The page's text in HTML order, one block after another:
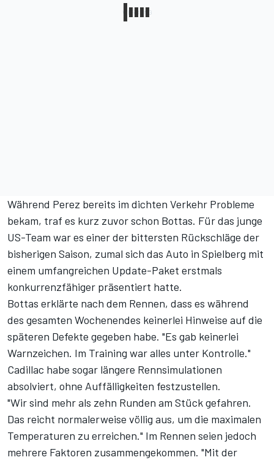
Während Perez bereits im dichten Verkehr Probleme
bekam, traf es kurz zuvor schon Bottas. Für das junge
US-Team war es einer der bittersten Rückschläge der
bisherigen Saison, zumal sich das Auto in Spielberg mit
einem umfangreichen Update-Paket erstmals
konkurrenzfähiger präsentiert hatte.
Bottas erklärte nach dem Rennen, dass es während
des gesamten Wochenendes keinerlei Hinweise auf die
späteren Defekte gegeben habe. "Es gab keinerlei
Warnzeichen. Im Training war alles unter Kontrolle."
Cadillac habe sogar längere Rennsimulationen
absolviert, ohne Auffälligkeiten festzustellen.
"Wir sind mehr als zehn Runden am Stück gefahren.
Das reicht normalerweise völlig aus, um die maximalen
Temperaturen zu erreichen." Im Rennen seien jedoch
mehrere Faktoren zusammengekommen. "Mit der